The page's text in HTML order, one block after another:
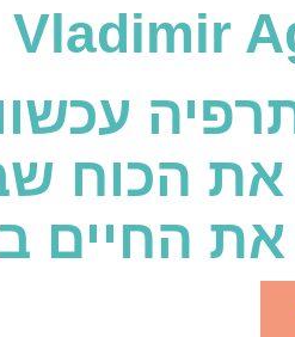
Vladimir
את הכוח
את החיים